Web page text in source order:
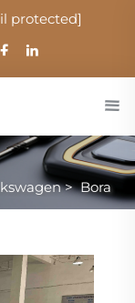
protected]
>Bora